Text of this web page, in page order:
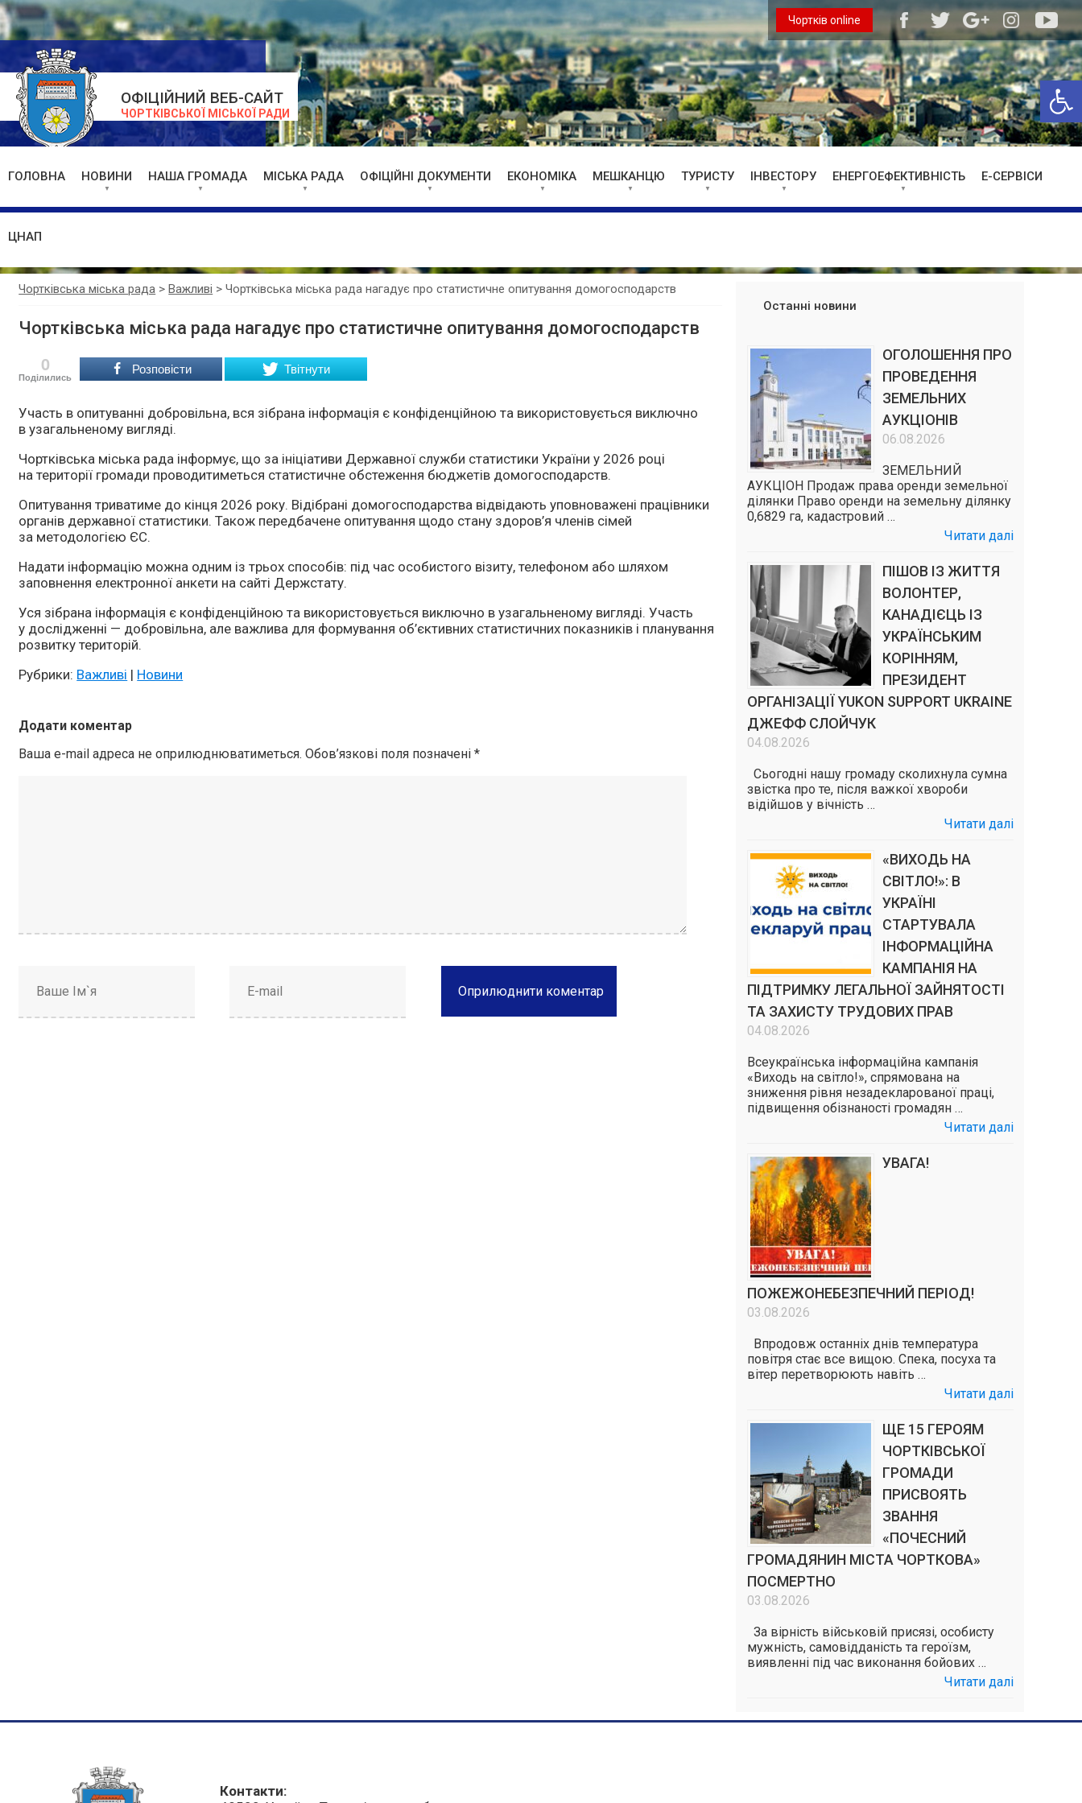
ОФІЦІЙНИЙ ВЕБ-САЙТ
ЧОРТКІВСЬКОЇ МІСЬКОЇ РАДИ
Чортків online
ГОЛОВНА НОВИНИ НАША ГРОМАДА МІСЬКА РАДА ОФІЦІЙНІ ДОКУМЕНТИ ЕКОНОМІКА МЕШКАНЦЮ ТУРИСТУ ІНВЕСТОРУ ЕНЕРГОЕФЕКТИВНІСТЬ Е-СЕРВІСИ
ЦНАП
Чортківська міська рада >Важливі >Чортківська міська рада нагадує про статистичне опитування домогосподарств
Чортківська міська рада нагадує про статистичне опитування домогосподарств
0
Поділились
Розповісти Твітнути
Участь в опитуванні добровільна, вся зібрана інформація є конфіденційною та використовується виключно
в узагальненому вигляді.
Чортківська міська рада інформує, що за ініціативи Державної служби статистики України у 2026 році
на території громади проводитиметься статистичне обстеження бюджетів домогосподарств.
Опитування триватиме до кінця 2026 року. Відібрані домогосподарства відвідають уповноважені працівники
органів державної статистики. Також передбачене опитування щодо стану здоров’я членів сімей
за методологією ЄС.
Надати інформацію можна одним із трьох способів: під час особистого візиту, телефоном або шляхом
заповнення електронної анкети на сайті Держстату.
Уся зібрана інформація є конфіденційною та використовується виключно в узагальненому вигляді. Участь
у дослідженні — добровільна, але важлива для формування об’єктивних статистичних показників і планування
розвитку територій.
Рубрики: Важливі | Новини
Додати коментар
Ваша e-mail адреса не оприлюднюватиметься. Обов’язкові поля позначені*
Останні новини
ОГОЛОШЕННЯ ПРО
ПРОВЕДЕННЯ
ЗЕМЕЛЬНИХ
АУКЦІОНІВ
06.08.2026
ЗЕМЕЛЬНИЙ
АУКЦІОН Продаж права оренди земельної
ділянки Право оренди на земельну ділянку
0,6829 га, кадастровий …
Читати далі
ПІШОВ ІЗ ЖИТТЯ
ВОЛОНТЕР,
КАНАДІЄЦЬ ІЗ
УКРАЇНСЬКИМ
КОРІННЯМ,
ПРЕЗИДЕНТ
ОРГАНІЗАЦІЇ YUKON SUPPORT UKRAINE
ДЖЕФФ СЛОЙЧУК
04.08.2026
Сьогодні нашу громаду сколихнула сумна
звістка про те, після важкої хвороби
відійшов у вічність …
Читати далі
«ВИХОДЬ НА
СВІТЛО!»: В
УКРАЇНІ
СТАРТУВАЛА
ІНФОРМАЦІЙНА
КАМПАНІЯ НА
ПІДТРИМКУ ЛЕГАЛЬНОЇ ЗАЙНЯТОСТІ
ТА ЗАХИСТУ ТРУДОВИХ ПРАВ
04.08.2026
Всеукраїнська інформаційна кампанія
«Виходь на світло!», спрямована на
зниження рівня незадекларованої праці,
підвищення обізнаності громадян …
Читати далі
УВАГА!
ПОЖЕЖОНЕБЕЗПЕЧНИЙ ПЕРІОД!
03.08.2026
Впродовж останніх днів температура
повітря стає все вищою. Спека, посуха та
вітер перетворюють навіть …
Читати далі
ЩЕ 15 ГЕРОЯМ
ЧОРТКІВСЬКОЇ
ГРОМАДИ
ПРИСВОЯТЬ
ЗВАННЯ
«ПОЧЕСНИЙ
ГРОМАДЯНИН МІСТА ЧОРТКОВА»
ПОСМЕРТНО
03.08.2026
За вірність військовій присязі, особисту
мужність, самовідданість та героїзм,
виявленні під час виконання бойових …
Читати далі
Контакти: